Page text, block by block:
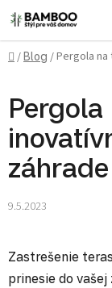
Prejsť na obsah
Domov
/Blog /Pergola na
záhrade
9.5.2023
Zastrešenie
prinesie do